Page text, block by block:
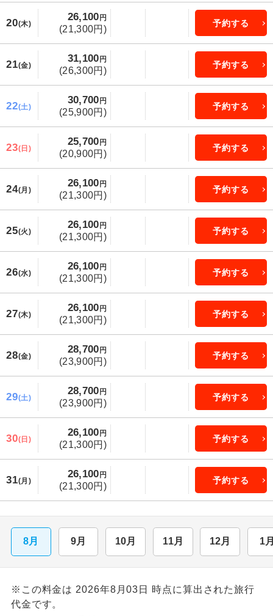
20(木)
26,100 円
(21,300円)
予約する
21(金)
31,100 円
(26,300円)
予約する
22(土)
30,700 円
(25,900円)
予約する
23(日)
25,700 円
(20,900円)
予約する
24(月)
26,100 円
(21,300円)
予約する
25(火)
26,100 円
(21,300円)
予約する
26(水)
26,100 円
(21,300円)
予約する
27(木)
26,100 円
(21,300円)
予約する
28(金)
28,700 円
(23,900円)
予約する
29(土)
28,700 円
(23,900円)
予約する
30(日)
26,100 円
(21,300円)
予約する
31(月)
26,100 円
(21,300円)
予約する
8月 9月 10月 11月 12月 1
※この料金は 2026年8月03日 時点に算出された旅行
代金です。